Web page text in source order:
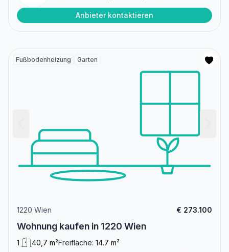
Anbieter kontaktieren
Fußbodenheizung Garten
1220 Wien € 273.100
Wohnung kaufen in 1220 Wien
1 40,7 m²Freifläche: 14.7 m²